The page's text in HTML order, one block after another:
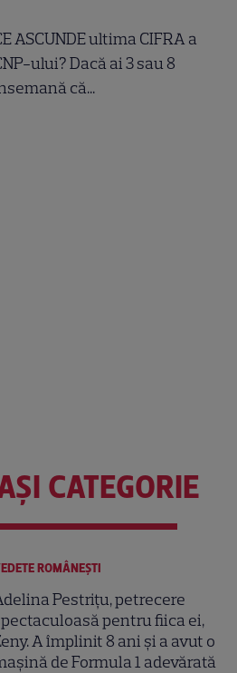
ASCUNDE ultima CIFRA a
ului? Dacă ai 3 sau 8
că...
CATEGORIE
ROMÂNEŞTI
Pestrițu, petrecere
pentru fiica ei,
A împlinit 8 ani și a avut o
de Formula 1 adevărată